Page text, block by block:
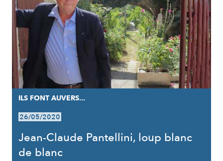
ILS FONT AUVERS...
26/05/2020
Jean-Claude Pantellini, loup blanc
de blanc